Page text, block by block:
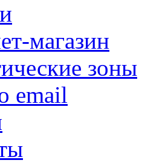
магазин
зоны
email